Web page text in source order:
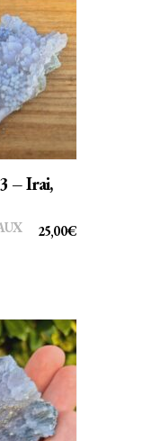
– Irai,
25,00€